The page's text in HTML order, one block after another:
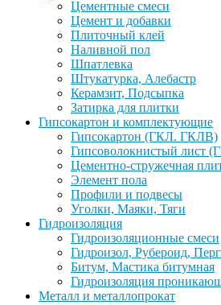
Цементные смеси
Цемент и добавки
Плиточный клей
Наливной пол
Шпатлевка
Штукатурка, Алебастр
Керамзит, Подсыпка
Затирка для плитки
Гипсокартон и комплектующие
Гипсокартон (ГКЛ. ГКЛВ)
Гипсоволокнистый лист
Цементно-стружечная
Элемент пола
Профили и подвесы
Уголки, Маяки, Тяги
Гидроизоляция
Гидроизоляционные смеси
Гидроизол, Рубероид,
Битум, Мастика битумная
Гидроизоляция
Металл и металлопрокат